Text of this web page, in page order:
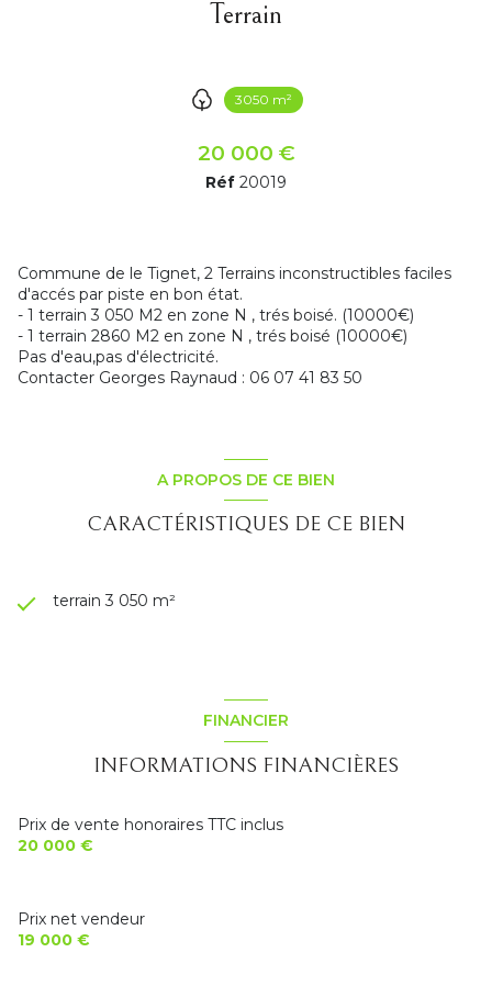
Terrain
3050 m²
20 000 €
Réf 20019
Commune de le Tignet, 2 Terrains inconstructibles faciles
d'accés par piste en bon état.
- 1 terrain 3 050 M2 en zone N , trés boisé. (10000€)
- 1 terrain 2860 M2 en zone N , trés boisé (10000€)
Pas d'eau,pas d'électricité.
Contacter Georges Raynaud : 06 07 41 83 50
A PROPOS DE CE BIEN
CARACTÉRISTIQUES DE CE BIEN
terrain 3 050 m²
FINANCIER
INFORMATIONS FINANCIÈRES
Prix de vente honoraires TTC inclus
20 000 €
Prix net vendeur
19 000 €